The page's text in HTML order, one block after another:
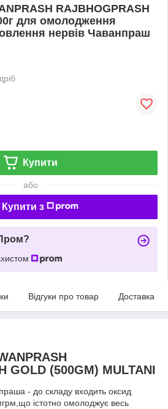
RAJBHOGPRASH
для омолодження
нервів Чаванпраш
Купити
або
Купити з
Відгуки про товар Доставка
GOLD (500GM) MULTANI
- до складу входить оксид
істотно омолоджує весь